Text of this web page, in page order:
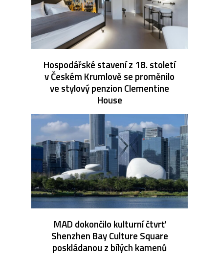
Hospodářské stavení z 18. století
v Českém Krumlově se proměnilo
ve stylový penzion Clementine
House
MAD dokončilo kulturní čtvrť
Shenzhen Bay Culture Square
poskládanou z bílých kamenů